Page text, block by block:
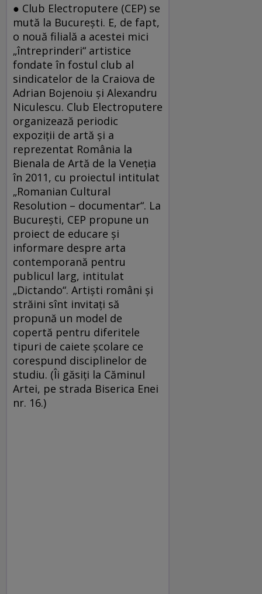
● Club Electroputere (CEP) se
mută la Bucureşti. E, de fapt,
o nouă filială a acestei mici
„întreprinderi“ artistice
fondate în fostul club al
sindicatelor de la Craiova de
Adrian Bojenoiu şi Alexandru
Niculescu. Club Electroputere
organizează periodic
expoziţii de artă şi a
reprezentat România la
Bienala de Artă de la Veneţia
în 2011, cu proiectul intitulat
„Romanian Cultural
Resolution – documentar“. La
Bucureşti, CEP propune un
proiect de educare şi
informare despre arta
contemporană pentru
publicul larg, intitulat
„Dictando“. Artişti români şi
străini sînt invitaţi să
propună un model de
copertă pentru diferitele
tipuri de caiete şcolare ce
corespund disciplinelor de
studiu. (Îi găsiţi la Căminul
Artei, pe strada Biserica Enei
nr. 16.)